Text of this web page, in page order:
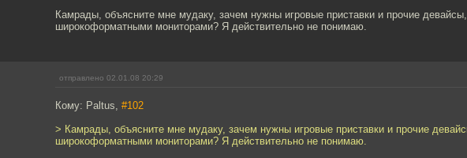
Камрады, объясните мне мудаку, зачем нужны игровые приставки и прочие
широкоформатными мониторами? Я действительно не понимаю.
отправлено 02.01.08 20:29
Кому: Paltus, #102
> Камрады, объясните мне мудаку, зачем нужны игровые приставки и прочие
широкоформатными мониторами? Я действительно не понимаю.